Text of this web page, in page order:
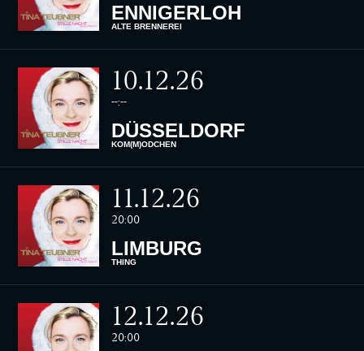
ENNIGERLOH
ALTE BRENNEREI
10.12.26
--:--
DÜSSELDORF
KOM(M)ÖDCHEN
11.12.26
20:00
LIMBURG
THING
12.12.26
20:00